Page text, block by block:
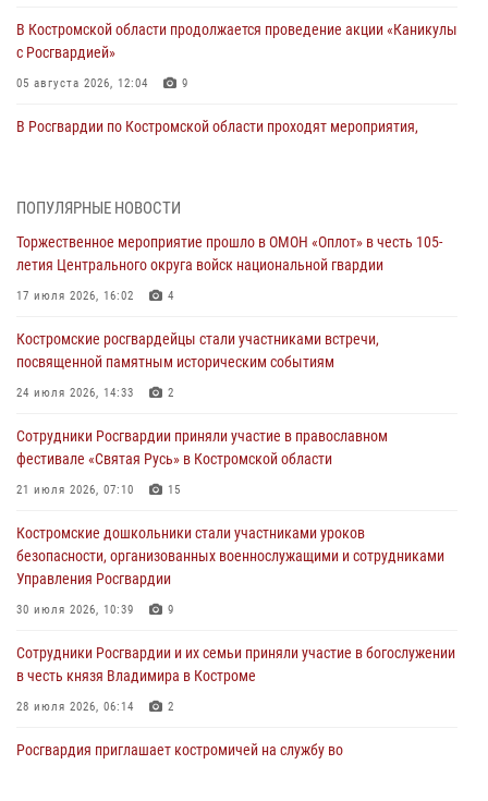
В Костромской области продолжается проведение акции «Каникулы
с Росгвардией»
05 августа 2026, 12:04 9
В Росгвардии по Костромской области проходят мероприятия,
04 августа 2026, 11:35
Состоялась рабочая встреча директора Росгвардии Героя России
генерала армии Виктора Золотова с заместителем полномочного
представителя Президента Российской Федерации в Северо-
31 июля 2026, 07:08 4
Росгвардейцы знакомят костромичей со службой в ведомстве
Костромские дошкольники стали участниками уроков
безопасности, организованных военнослужащими и сотрудниками
30 июля 2026, 10:39 9
Костромичи активно используют портал «Единых государственных
услуг» для получения услуг по линии Росгвардии
ПОПУЛЯРНЫЕ НОВОСТИ
Торжественное мероприятие прошло в ОМОН «Оплот» в честь 105-
летия Центрального округа войск национальной гвардии
17 июля 2026, 16:02 4
Костромские росгвардейцы стали участниками встречи,
посвященной памятным историческим событиям
24 июля 2026, 14:33 2
Сотрудники Росгвардии приняли участие в православном
фестивале «Святая Русь» в Костромской области
21 июля 2026, 07:10 15
Костромские дошкольники стали участниками уроков
безопасности, организованных военнослужащими и сотрудниками
Управления Росгвардии
30 июля 2026, 10:39 9
Cотрудники Росгвардии и их семьи приняли участие в богослужении
в честь князя Владимира в Костроме
28 июля 2026, 06:14 2
Росгвардия приглашает костромичей на службу во